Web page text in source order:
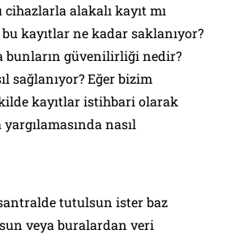
alakalı kayıt mı
kayıtlar ne kadar saklanıyor?
bunların güvenilirliği nedir?
sağlanıyor? Eğer bizim
kayıtlar istihbari olarak
nasıl
tutulsun ister baz
veya buralardan veri